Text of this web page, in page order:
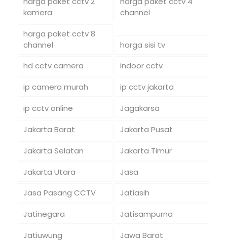
kamera
channel
harga paket cctv 8
channel
harga sisi tv
hd cctv camera
indoor cctv
ip camera murah
ip cctv jakarta
ip cctv online
Jagakarsa
Jakarta Barat
Jakarta Pusat
Jakarta Selatan
Jakarta Timur
Jakarta Utara
Jasa
Jasa Pasang CCTV
Jatiasih
Jatinegara
Jatisampurna
Jatiuwung
Jawa Barat